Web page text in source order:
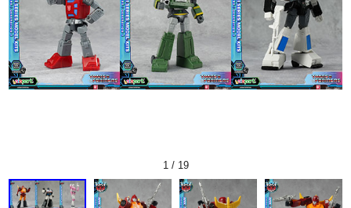
1/ 19